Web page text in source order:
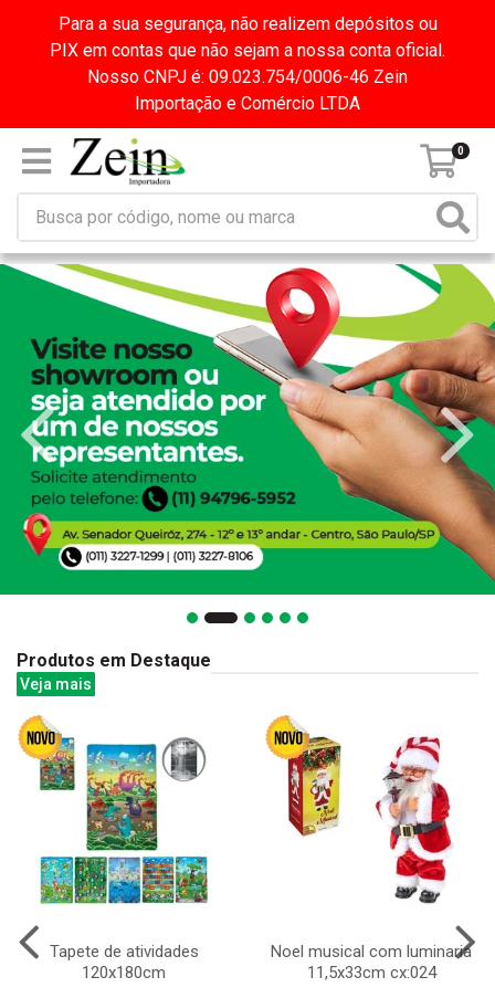
Para a sua segurança, não realizem depósitos ou
PIX em contas que não sejam a nossa conta oficial.
Nosso CNPJ é: 09.023.754/0006-46 Zein
Importação e Comércio LTDA
0
Produtos em Destaque
Veja mais
Tapete de atividades
120x180cm
Noel musical com luminaria
11,5x33cm cx:024